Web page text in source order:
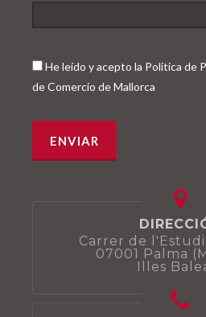
He leído y acepto la Política de
de Comercio de Mallorca
Carrer de
07001 Palma
Illes